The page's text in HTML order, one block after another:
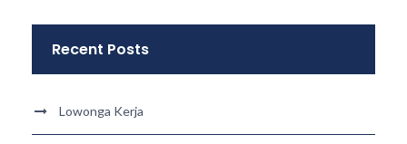
Recent Posts
Lowonga Kerja